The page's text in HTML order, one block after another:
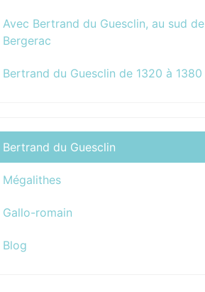
Avec Bertrand du Guesclin, au sud de
Bergerac
Bertrand du Guesclin de 1320 à 1380
Bertrand du Guesclin
Mégalithes
Gallo-romain
Blog